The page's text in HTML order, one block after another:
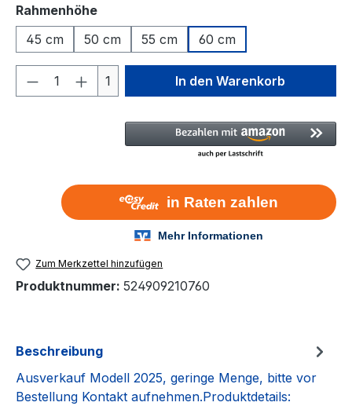
Rahmenhöheauswählen
45 cm
50 cm 55 cm 60 cm
Produkt Anzahl: Gib den
1 In den Warenkorb
Zum Merkzettel hinzufügen
Produktnummer: 524909210760
Beschreibung
Ausverkauf Modell 2025, geringe Menge, bitte vor
Bestellung Kontakt aufnehmen.Produktdetails: